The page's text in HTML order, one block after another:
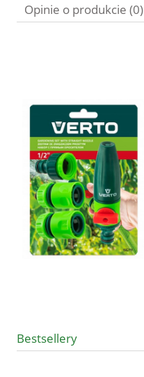
Opinie o produkcie (0)
Bestsellery